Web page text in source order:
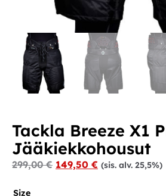
Tackla Breeze X1
Jääkiekkohousut
299,00€ 149,50 € (sis. alv. 25,5%)
Size